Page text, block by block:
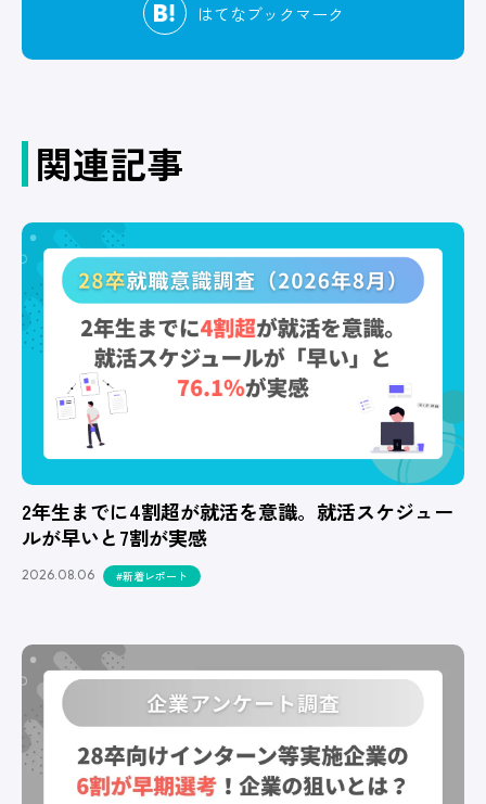
はてなブックマーク
関連記事
2年生までに4割超が就活を意識。就活スケジュー
ルが早いと7割が実感
2026.08.06 #新着レポート